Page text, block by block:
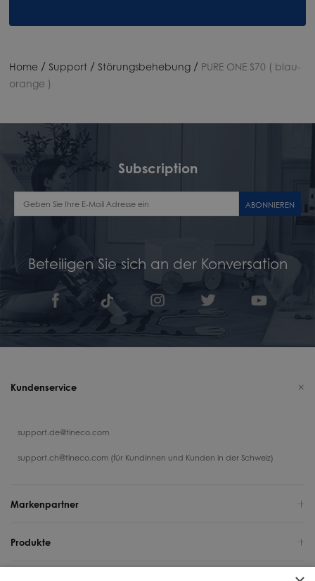
Home / Support / Störungsbehebung / PURE ONE S70 ( blau-
orange )
Subscription
ABONNIEREN
Beteiligen Sie sich an der Konversation
Kundenservice
support.de@tineco.com
support.ch@tineco.com (für Kundinnen und Kunden in der Schweiz)
Markenpartner
Produkte